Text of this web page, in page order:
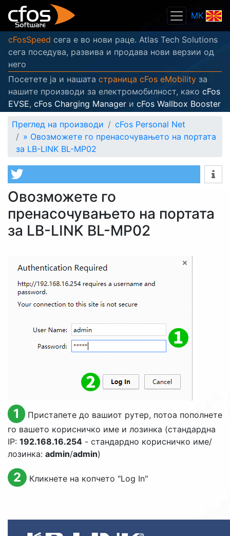
MK
cFosSpeed сега е во нови раце. Atlas Tech Solutions
сега поседува, развива и продава нови верзии од
него
Посетете ја и нашата страница cFos eMobility за
нашите производи за електромобилност, како cFos
EVSE, cFos Charging Manager и cFos Wallbox Booster
Преглед на производи
cFos Personal Net
» Овозможете го пренасочувањето на портата
за LB-LINK BL-MP02
Овозможете го
пренасочувањето на портата
за LB-LINK BL-MP02
1
Пристапете до вашиот рутер, потоа пополнете
го вашето корисничко име и лозинка (стандардна
IP: 192.168.16.254 - стандардно корисничко име/
лозинка: admin/admin)
2 Кликнете на копчето "Log In"